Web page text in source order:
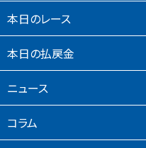
本⽇のレース
本⽇の払戻⾦
ニュース
コラム